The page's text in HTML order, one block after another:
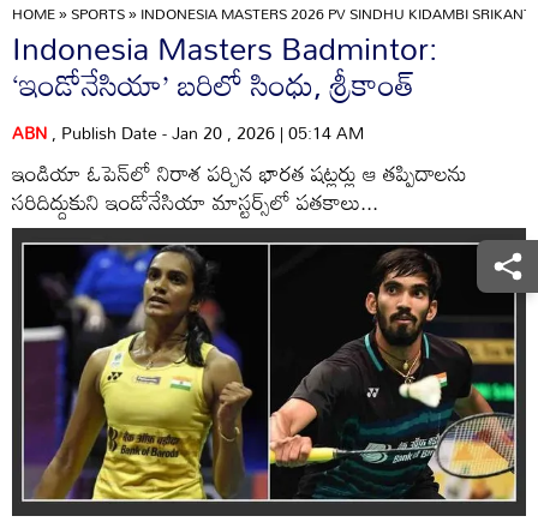
HOME»SPORTS»INDONESIA MASTERS 2026 PV SINDHU KIDAMBI
Indonesia Masters Badmintor:
‘ఇండోనేసియా’ బరిలో సింధు, శ్రీకాంత్‌
ABN, Publish Date - Jan 20 , 2026 | 05:14 AM
ఇండియా ఓపెన్‌లో నిరాశ పర్చిన భారత షట్లర్లు ఆ తప్పిదాలను
సరిదిద్దుకుని ఇండోనేసియా మాస్టర్స్‌లో పతకాలు...